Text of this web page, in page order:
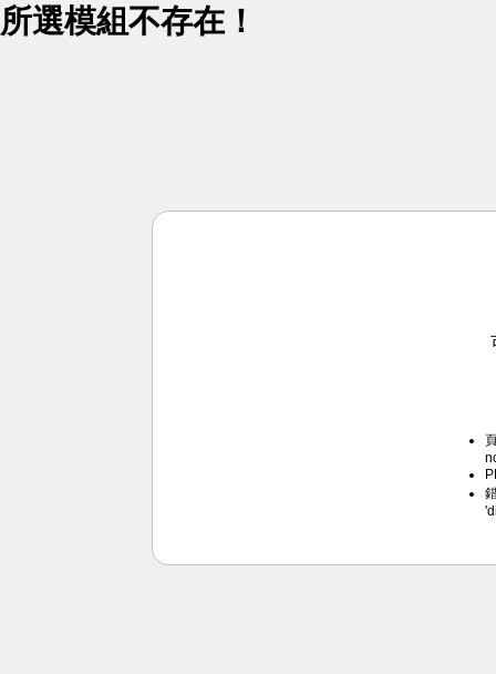
所選模組不存在！